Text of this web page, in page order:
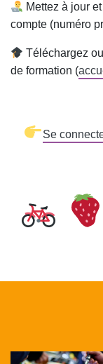
Mettez à jour
compte (numéro
Téléchargez
de formation (
Se